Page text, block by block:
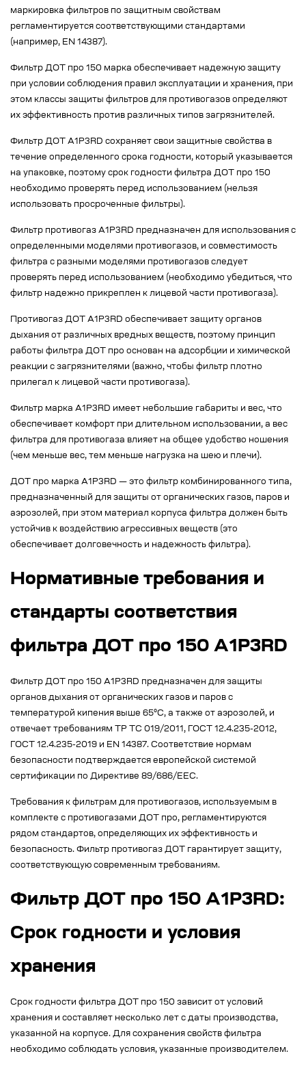
маркировка фильтров по защитным свойствам
регламентируется соответствующими стандартами
(например, EN 14387).
Фильтр ДОТ про 150 марка обеспечивает надежную защиту
при условии соблюдения правил эксплуатации и хранения, при
этом классы защиты фильтров для противогазов определяют
их эффективность против различных типов загрязнителей.
Фильтр ДОТ А1Р3RD сохраняет свои защитные свойства в
течение определенного срока годности, который указывается
на упаковке, поэтому срок годности фильтра ДОТ про 150
необходимо проверять перед использованием (нельзя
использовать просроченные фильтры).
Фильтр противогаз А1Р3RD предназначен для использования с
определенными моделями противогазов, и совместимость
фильтра с разными моделями противогазов следует
проверять перед использованием (необходимо убедиться, что
фильтр надежно прикреплен к лицевой части противогаза).
Противогаз ДОТ А1Р3RD обеспечивает защиту органов
дыхания от различных вредных веществ, поэтому принцип
работы фильтра ДОТ про основан на адсорбции и химической
реакции с загрязнителями (важно, чтобы фильтр плотно
прилегал к лицевой части противогаза).
Фильтр марка А1Р3RD имеет небольшие габариты и вес, что
обеспечивает комфорт при длительном использовании, а вес
фильтра для противогаза влияет на общее удобство ношения
(чем меньше вес, тем меньше нагрузка на шею и плечи).
ДОТ про марка А1Р3RD — это фильтр комбинированного типа,
предназначенный для защиты от органических газов, паров и
аэрозолей, при этом материал корпуса фильтра должен быть
устойчив к воздействию агрессивных веществ (это
обеспечивает долговечность и надежность фильтра).
Нормативные требования и
стандарты соответствия
фильтра ДОТ про 150 А1Р3RD
Фильтр ДОТ про 150 А1Р3RD предназначен для защиты
органов дыхания от органических газов и паров с
температурой кипения выше 65°С, а также от аэрозолей, и
отвечает требованиям ТР ТС 019/2011, ГОСТ 12.4.235-2012,
ГОСТ 12.4.235-2019 и EN 14387. Соответствие нормам
безопасности подтверждается европейской системой
сертификации по Директиве 89/686/ЕЕС.
Требования к фильтрам для противогазов, используемым в
комплекте с противогазами ДОТ про, регламентируются
рядом стандартов, определяющих их эффективность и
безопасность. Фильтр противогаз ДОТ гарантирует защиту,
соответствующую современным требованиям.
Фильтр ДОТ про 150 А1Р3RD:
Срок годности и условия
хранения
Срок годности фильтра ДОТ про 150 зависит от условий
хранения и составляет несколько лет с даты производства,
указанной на корпусе. Для сохранения свойств фильтра
необходимо соблюдать условия, указанные производителем.